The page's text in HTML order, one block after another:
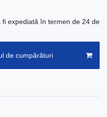
expediată în termen de 24 de
de cumpărături